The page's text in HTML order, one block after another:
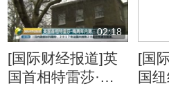
02:18
[国际财经报道]英
国首相特雷莎·梅
[国
国